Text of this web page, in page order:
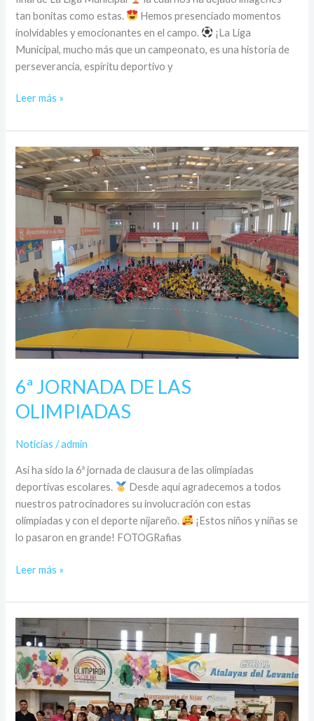
tan bonitas como estas.
Hemos presenciado momentos
inolvidables y emocionantes en el campo.
¡La Liga
Municipal, mucho más que un campeonato, es una historia de
perseverancia, espíritu deportivo y
Leer más »
6ª JORNADA DE LAS
OLIMPIADAS
Noticias /admin
Así ha sido la 6ª jornada de clausura de las olimpiadas
deportivas escolares.
Desde aquí agradecemos a todos
nuestros patrocinadores su involucración con estas
olimpiadas y con el deporte nijareño.
¡Estos niños y niñas se
lo pasaron en grande! FOTOGRafias
6ª
JORNADA
DE
OLIMPIADAS
Leer más »
5ª
JORNADA
DE
LAS
OLIMPIADAS